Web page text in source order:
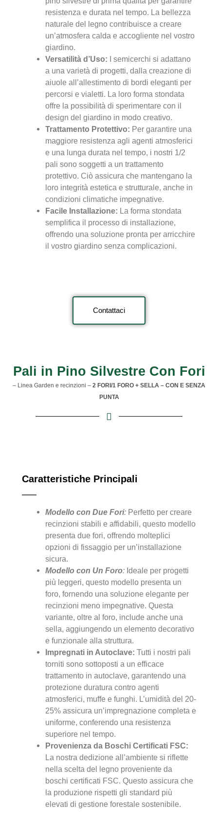
resistenza e durata nel tempo. La bellezza
naturale del legno contribuisce a creare
un’atmosfera calda e accogliente nel vostro
giardino.
Versatilità d’Uso: I semicerchi si adattano
a una varietà di progetti, dalla creazione di
aiuole all’allestimento di bordi eleganti per
percorsi e vialetti. La loro forma stondata
offre la possibilità di sperimentare con il
design del giardino in modo creativo.
Trattamento Protettivo: Per garantire una
maggiore resistenza agli agenti atmosferici
e una lunga durata nel tempo, i nostri 1/2
pali sono soggetti a un trattamento
protettivo. Ciò assicura che mantengano la
loro integrità estetica e strutturale, anche in
condizioni climatiche impegnative.
Facile Installazione: La forma stondata
semplifica il processo di installazione,
offrendo una soluzione pronta per arricchire
il vostro giardino senza complicazioni.
Contattaci
Pali in Pino Silvestre Con Fori
– Linea Garden e recinzioni – 2 FORI/1 FORO + SELLA – CON E SENZA
PUNTA
Caratteristiche Principali
Modello con Due Fori:Perfetto per creare
recinzioni stabili e affidabili, questo modello
presenta due fori, offrendo molteplici
opzioni di fissaggio per un’installazione
sicura.
Modello con Un Foro:Ideale per progetti
più leggeri, questo modello presenta un
foro, fornendo una soluzione elegante per
recinzioni meno impegnative. Questa
variante, oltre al foro, include anche una
sella, aggiungendo un elemento decorativo
e funzionale alla struttura.
Impregnati in Autoclave: Tutti i nostri pali
torniti sono sottoposti a un efficace
trattamento in autoclave, garantendo una
protezione duratura contro agenti
atmosferici, muffe e funghi. L’umidità del 20-
25% assicura un’impregnazione completa e
uniforme, conferendo una resistenza
superiore nel tempo.
Provenienza da Boschi Certificati FSC:
La nostra dedizione all’ambiente si riflette
nella scelta del legno proveniente da
boschi certificati FSC. Questo assicura che
la produzione rispetti gli standard più
elevati di gestione forestale sostenibile.